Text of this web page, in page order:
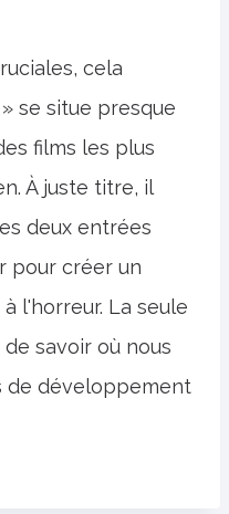
cela
se situe presque
films les plus
À juste titre, il
deux entrées
pour créer un
l'horreur. La seule
savoir où nous
de développement